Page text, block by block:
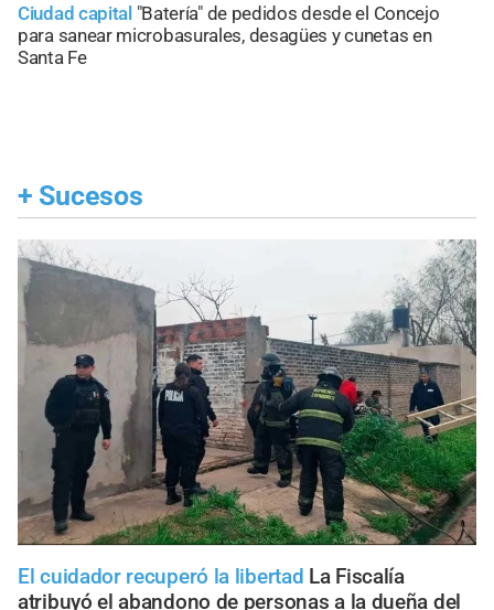
Ciudad capital "Batería" de pedidos desde el Concejo
para sanear microbasurales, desagües y cunetas en
Santa Fe
+ Sucesos
El cuidador recuperó la libertad La Fiscalía
atribuyó el abandono de personas a la dueña del